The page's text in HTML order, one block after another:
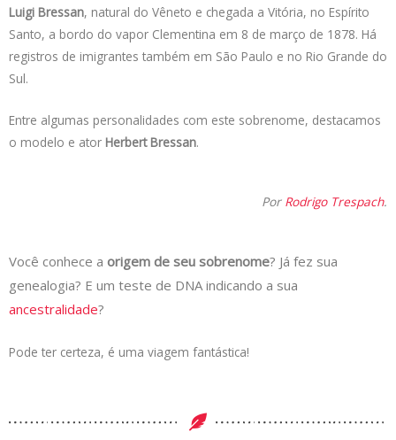
Luigi Bressan, natural do Vêneto e chegada a Vitória, no Espírito
Santo, a bordo do vapor Clementina em 8 de março de 1878. Há
registros de imigrantes também em São Paulo e no Rio Grande do
Sul.
Entre algumas personalidades com este sobrenome, destacamos
o modelo e ator Herbert Bressan.
Por Rodrigo Trespach.
Você conhece a origem de seu sobrenome? Já fez sua
genealogia? E um teste de DNA indicando a sua
ancestralidade?
Pode ter certeza, é uma viagem fantástica!